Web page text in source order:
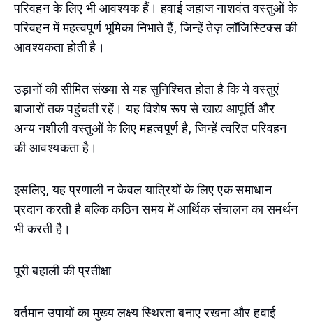
परिवहन के लिए भी आवश्यक हैं। हवाई जहाज नाशवंत वस्तुओं के
परिवहन में महत्वपूर्ण भूमिका निभाते हैं, जिन्हें तेज़ लॉजिस्टिक्स की
आवश्यकता होती है।
उड़ानों की सीमित संख्या से यह सुनिश्चित होता है कि ये वस्तुएं
बाजारों तक पहुंचती रहें। यह विशेष रूप से खाद्य आपूर्ति और
अन्य नशीली वस्तुओं के लिए महत्वपूर्ण है, जिन्हें त्वरित परिवहन
की आवश्यकता है।
इसलिए, यह प्रणाली न केवल यात्रियों के लिए एक समाधान
प्रदान करती है बल्कि कठिन समय में आर्थिक संचालन का समर्थन
भी करती है।
पूरी बहाली की प्रतीक्षा
वर्तमान उपायों का मुख्य लक्ष्य स्थिरता बनाए रखना और हवाई